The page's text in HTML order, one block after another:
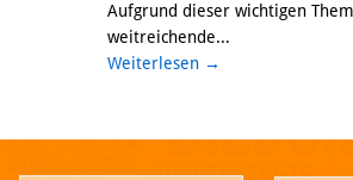
Aufgrund dieser wichtigen
weitreichende...
Weiterlesen →